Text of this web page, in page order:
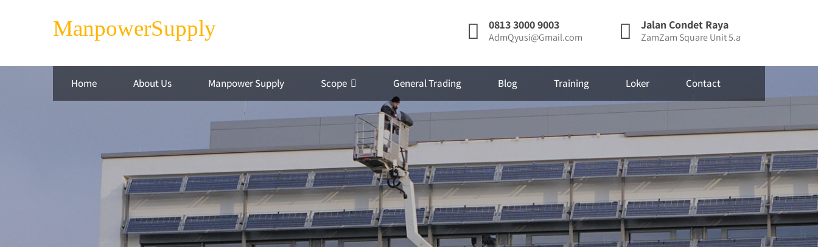
ManpowerSupply 0813 3000 9003
AdmQyusi@Gmail.com
Jalan Condet Raya
ZamZam Square Unit 5.a
Home About Us Manpower Supply Scope General Trading Blog Training Loker Contact